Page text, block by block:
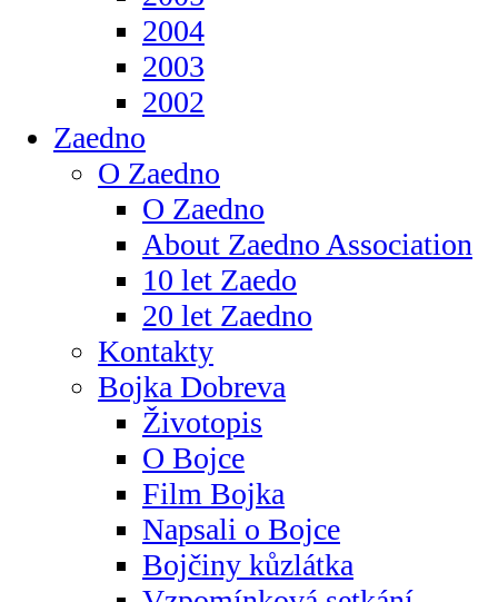
2004
2003
2002
Zaedno
O Zaedno
O Zaedno
About Zaedno Association
10 let Zaedo
20 let Zaedno
Kontakty
Bojka Dobreva
Životopis
O Bojce
Film Bojka
Napsali o Bojce
Bojčiny kůzlátka